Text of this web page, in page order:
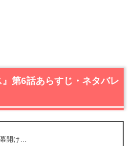
』第6話あらすじ・ネタバレ
開け…